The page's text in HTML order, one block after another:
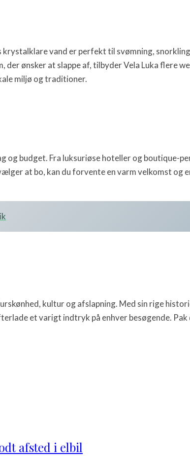
vand er perfekt til svømning,
ønsker at slappe af, tilbyder Vela Luka flere
miljø og traditioner.
og budget. Fra luksuriøse hoteller og boutique-
at bo, kan du forvente en varm velkomst og
kultur og afslapning. Med sin rige
et varigt indtryk på enhver besøgende.
afsted i elbil